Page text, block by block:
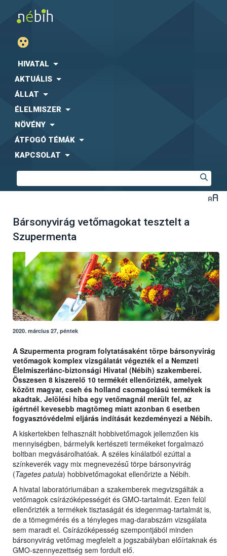
HIVATAL
AKTUÁLIS
ÁLLAT
ÉLELMISZER
NÖVÉNY
ÁTFOGÓ TÉMÁK
KAPCSOLAT
Bársonyvirág vetőmagokat tesztelt a
Szupermenta
2020. március 27, péntek
A Szupermenta program folytatásaként törpe bársonyvirág
vetőmagok komplex vizsgálatát végezték el a Nemzeti
Élelmiszerlánc-biztonsági Hivatal (Nébih) szakemberei.
Összesen 8 kiszerelő 10 termékét ellenőrizték, amelyek
között magyar, cseh és holland csomagolású termékek is
akadtak. Jelölési hiba egy vetőmagnál merült fel, az
ígértnél kevesebb magtömeg miatt azonban 6 esetben
fogyasztóvédelmi eljárás indítását kezdeményezi a Nébih.
A kiskertekben felhasznált hobbivetőmagok jellemzően kis
mennyiségben, bármelyik kertészeti termékeket forgalmazó
boltban megvásárolhatóak. A széles kínálatból ezúttal a
színkeverék vagy mix megnevezésű törpe bársonyvirág
(Tagetes patula) hobbivetőmagokat ellenőrizte a Nébih.
A hivatal laboratóriumában a szakemberek megvizsgálták a
vetőmagok csírázóképességét és GMO-tartalmát. Ezen felül
ellenőrizték a termékek tisztaságát és idegenmag-tartalmát is,
de a tömegmérés és a tényleges mag-darabszám vizsgálata
sem maradt el. Csírázóképesség szempontjából minden
bársonyvirág vetőmag megfelelt a jogszabályban előírtaknak és
GMO-szennyezettség sem fordult elő.